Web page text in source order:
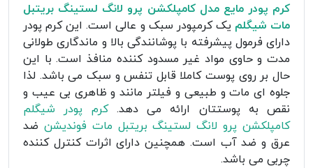
کرم پودر مایع مدل کامپلکشن پرو لانگ لستینگ بریتبل
مات شیگلم یک کرمپودر سبک و عالی است. این کرم پودر
دارای فرمول پیشرفته با پوشانندگی بالا و ماندگاری طولانی
مدت و حاوی مواد غیر مسدود کننده منافذ است. با این
حال بر روی پوست کاملا قابل تنفس و سبک می باشد. لذا
جلوه ای مات و طبیعی و فیلتر مانند و ظاهری بی عیب و
نقص به پوستتان ارائه می دهد.کرم پودر شیگلم
کامپلکشن پرو لانگ لستینگ بریتبل مات فوندیشن ضد
عرق و ضد آب است. همچنین دارای اثرات کنترل کننده
چربی می باشد.